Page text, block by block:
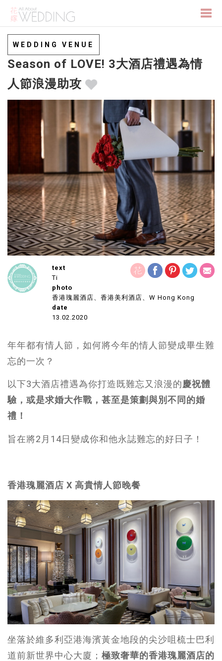
WEDDING VENUE
Season of LOVE! 3大酒店禮遇為情
人節浪漫助攻
text
Ti
photo
香港瑰麗酒店、香港美利酒店、W Hong Kong
date
13.02.2020
年年都有情人節，如何將今年的情人節變成畢生難
忘的一次？
以下3大酒店禮遇為你打造既難忘又浪漫的慶祝體
驗，或是求婚大作戰，甚至是策劃與別不同的婚
禮！
旨在將2月14日變成你和他永誌難忘的好日子！
香港瑰麗酒店 X 高貴情人節晚餐
坐落於維多利亞港海濱黃金地段的尖沙咀梳士巴利
道前新世界中心大廈； 極致奢華的香港瑰麗酒店的